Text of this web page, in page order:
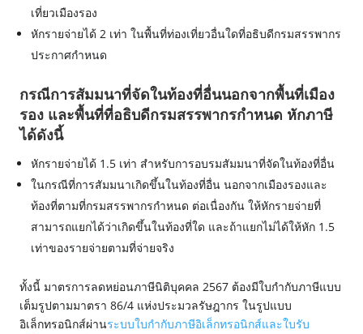
เที่ยวเมืองรอง
หักรายจ่ายได้ 2 เท่า ในพื้นที่ท่องเที่ยวอื่นใดที่อธิบดีกรมสรรพากร
ประกาศกำหนด
กรณีการสัมมนาที่จัดในท้องที่อื่นนอกจากพื้นที่เมือง
รอง และพื้นที่ที่อธิบดีกรมสรรพากรกำหนด หักภาษี
ได้ดังนี้
หักรายจ่ายได้ 1.5 เท่า สำหรับการอบรมสัมมนาที่จัดในท้องที่อื่น
ในกรณีที่การสัมมนาเกิดขึ้นในท้องที่อื่น นอกจากเมืองรองและ
ท้องที่ตามที่กรมสรรพากรกำหนด ต่อเนื่องกัน ให้หักรายจ่ายที่
สามารถแยกได้ว่าเกิดขึ้นในท้องที่ใด และถ้าแยกไม่ได้ให้หัก 1.5
เท่าของรายจ่ายตามที่จ่ายจริง
ทั้งนี้ มาตรการลดหย่อนภาษีนิติบุคคล 2567 ต้องมีใบกำกับภาษีแบบ
เต็มรูปตามมาตรา 86/4 แห่งประมวลรัษฎากร ในรูปแบบ
อิเล็กทรอนิกส์ผ่านระบบใบกำกับภาษีอิเล็กทรอนิกส์และใบรับ